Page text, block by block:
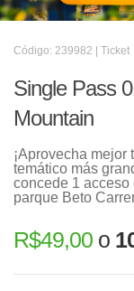
Código: 239982 | Ticket
Single Pass
Mountain
¡Aprovecha
temático más
concede 1 acceso
parque Beto
R$49,00 o